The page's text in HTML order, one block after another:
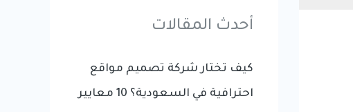
f
o
أحدث المقالات
كيف تختار شركة تصميم مواقع
احترافية في السعودية؟ 10 معايير